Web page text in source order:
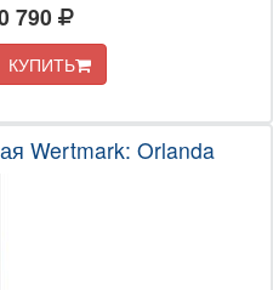
790
КУПИТЬ
Wertmark: Orlanda